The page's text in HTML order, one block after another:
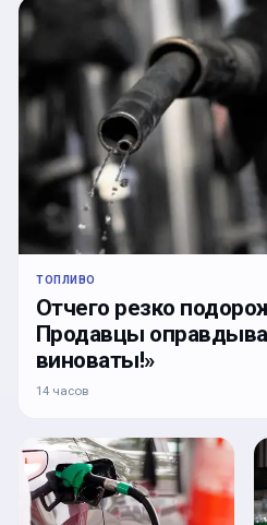
ТОПЛИВО
Отчего резко
Продавцы
виноваты!»
14 часов